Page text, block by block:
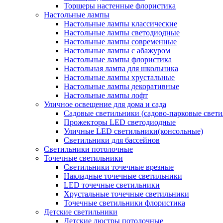
Торшеры настенные флористика
Настольные лампы
Настольные лампы классические
Настольные лампы светодиодные
Настольные лампы современные
Настольные лампы с абажуром
Настольные лампы флористика
Настольная лампа для школьника
Настольные лампы хрустальные
Настольные лампы декоративные
Настольные лампы лофт
Уличное освещение для дома и сада
Садовые светильники (садово-парковые
Прожекторы LED светодиодные
Уличные LED светильники(консольные)
Светильники для бассейнов
Светильники потолочные
Точечные светильники
Светильники точечные врезные
Накладные точечные светильники
LED точечные светильники
Хрустальные точечные светильники
Точечные светильники флористика
Детские светильники
Детские люстры потолочные